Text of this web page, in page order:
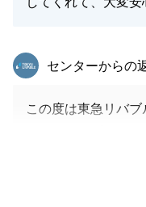
東急リバブル
センターからの
この度は東急リバ
先行してのご購入
為わかりずらいと